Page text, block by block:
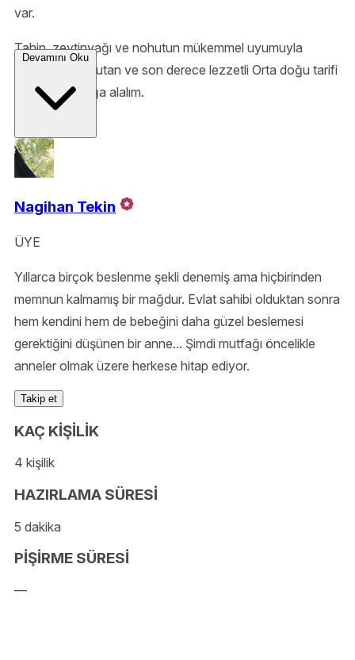
var.
Tahin, zeytinyağı ve nohutun mükemmel uyumuyla
inanılmaz tok tutan ve son derece lezzetli Orta doğu tarifi
için sizi mutfağa alalım.
Devamını Oku
Nagihan Tekin
ÜYE
Yıllarca birçok beslenme şekli denemiş ama hiçbirinden
memnun kalmamış bir mağdur. Evlat sahibi olduktan sonra
hem kendini hem de bebeğini daha güzel beslemesi
gerektiğini düşünen bir anne... Şimdi mutfağı öncelikle
anneler olmak üzere herkese hitap ediyor.
Takip et
KAÇ KİŞİLİK
4 kişilik
HAZIRLAMA SÜRESİ
5 dakika
PİŞİRME SÜRESİ
—